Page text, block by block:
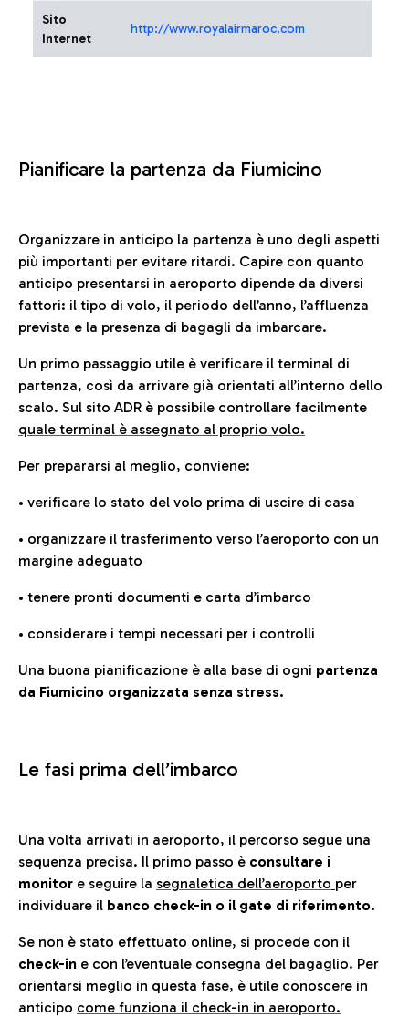
Sito
Internet
http://www.royalairmaroc.com
Pianificare la partenza da Fiumicino
Organizzare in anticipo la partenza è uno degli aspetti
più importanti per evitare ritardi. Capire con quanto
anticipo presentarsi in aeroporto dipende da diversi
fattori: il tipo di volo, il periodo dell’anno, l’affluenza
prevista e la presenza di bagagli da imbarcare.
Un primo passaggio utile è verificare il terminal di
partenza, così da arrivare già orientati all’interno dello
scalo. Sul sito ADR è possibile controllare facilmente
quale terminal è assegnato al proprio volo.
Per prepararsi al meglio, conviene:
• verificare lo stato del volo prima di uscire di casa
• organizzare il trasferimento verso l’aeroporto con un
margine adeguato
• tenere pronti documenti e carta d’imbarco
• considerare i tempi necessari per i controlli
Una buona pianificazione è alla base di ogni partenza
da Fiumicino organizzata senza stress.
Le fasi prima dell’imbarco
Una volta arrivati in aeroporto, il percorso segue una
sequenza precisa. Il primo passo è consultare i
monitor e seguire la segnaletica dell’aeroporto per
individuare il banco check-in o il gate di riferimento.
Se non è stato effettuato online, si procede con il
check-in e con l’eventuale consegna del bagaglio. Per
orientarsi meglio in questa fase, è utile conoscere in
anticipo come funziona il check-in in aeroporto.